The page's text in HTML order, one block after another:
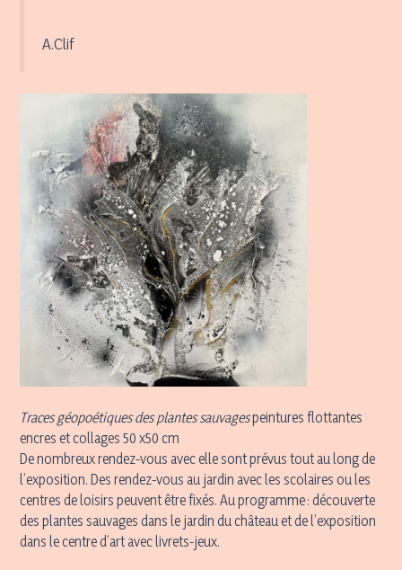
A.Clif
Traces géopoétiques des plantes sauvagespeintures flottantes
encres et collages 50 x50 cm
De nombreux rendez-vous avec elle sont prévus tout au long de
l’exposition. Des rendez-vous au jardin avec les scolaires ou les
centres de loisirs peuvent être fixés. Au programme : découverte
des plantes sauvages dans le jardin du château et de l’exposition
dans le centre d’art avec livrets-jeux.